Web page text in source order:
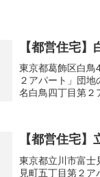
【都営住宅
東京都葛飾区白鳥
２アパート」団
名白鳥四丁目第２
【都営住宅
東京都立川市富士
見町五丁目第２